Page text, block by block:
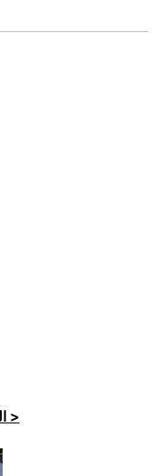
الخدمة الفوتوغرافية للكرسي الرسولي >